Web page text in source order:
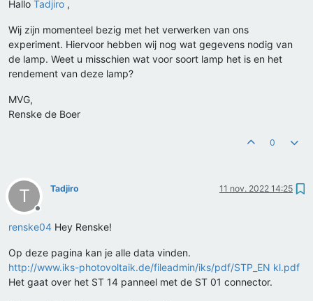
Hallo Tadjiro ,
Wij zijn momenteel bezig met het verwerken van ons
experiment. Hiervoor hebben wij nog wat gegevens nodig van
de lamp. Weet u misschien wat voor soort lamp het is en het
rendement van deze lamp?
MVG,
Renske de Boer
0
T
Offline
Tadjiro 11 nov. 2022 14:25
renske04 Hey Renske!
Op deze pagina kan je alle data vinden.
http://www.iks-photovoltaik.de/fileadmin/iks/pdf/STP_EN kl.pdf
Het gaat over het ST 14 panneel met de ST 01 connector.